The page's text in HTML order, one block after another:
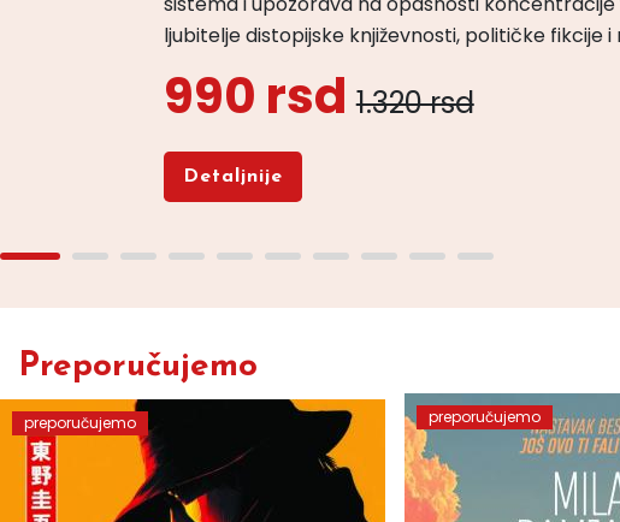
ljubitelje distopijske književnosti, političke fikcije
990 rsd 1.320 rsd
Detaljnije
Preporučujemo
preporučujemo preporučujemo